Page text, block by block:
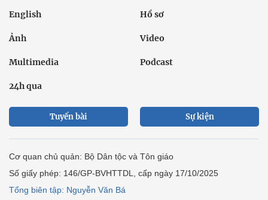
English Hồ sơ
Ảnh Video
Multimedia Podcast
24h qua
Tuyến bài Sự kiện
Cơ quan chủ quản: Bộ Dân tộc và Tôn giáo
Số giấy phép: 146/GP-BVHTTDL, cấp ngày 17/10/2025
Tổng biên tập: Nguyễn Văn Bá